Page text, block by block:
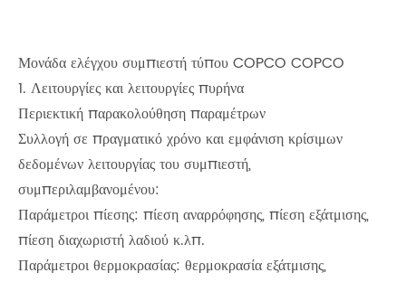
Μονάδα ελέγχου συμπιεστή τύπου COPCO COPCO
1. Λειτουργίες και λειτουργίες πυρήνα
Περιεκτική παρακολούθηση παραμέτρων
Συλλογή σε πραγματικό χρόνο και εμφάνιση κρίσιμων
δεδομένων λειτουργίας του συμπιεστή,
συμπεριλαμβανομένου:
Παράμετροι πίεσης: πίεση αναρρόφησης, πίεση εξάτμισης,
πίεση διαχωριστή λαδιού κ.λπ.
Παράμετροι θερμοκρασίας: θερμοκρασία εξάτμισης,